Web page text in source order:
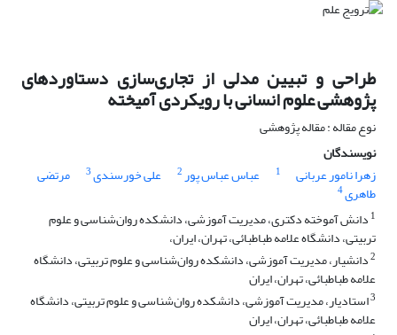
طراحی و تبیین مدلی از تجاری‌سازی دستاوردهای
پژوهشی علوم انسانی با رویکردی آمیخته
نوع مقاله : مقاله پژوهشی
نویسندگان
زهرا نامور عربانی
1 عباس عباس پور2 علی خورسندی3 مرتضی
طاهری4
1 دانش آموخته دکتری، مدیریت آموزشی، دانشکده روان‌شناسی و علوم
تربیتی، دانشگاه علامه طباطبائی، تهران، ایران،
2دانشیار، مدیریت آموزشی، دانشکده روان‌شناسی و علوم تربیتی، دانشگاه
علامه طباطبائی، تهران، ایران
3استادیار، مدیریت آموزشی، دانشکده روان‌شناسی و علوم تربیتی، دانشگاه
علامه طباطبائی، تهران، ایران